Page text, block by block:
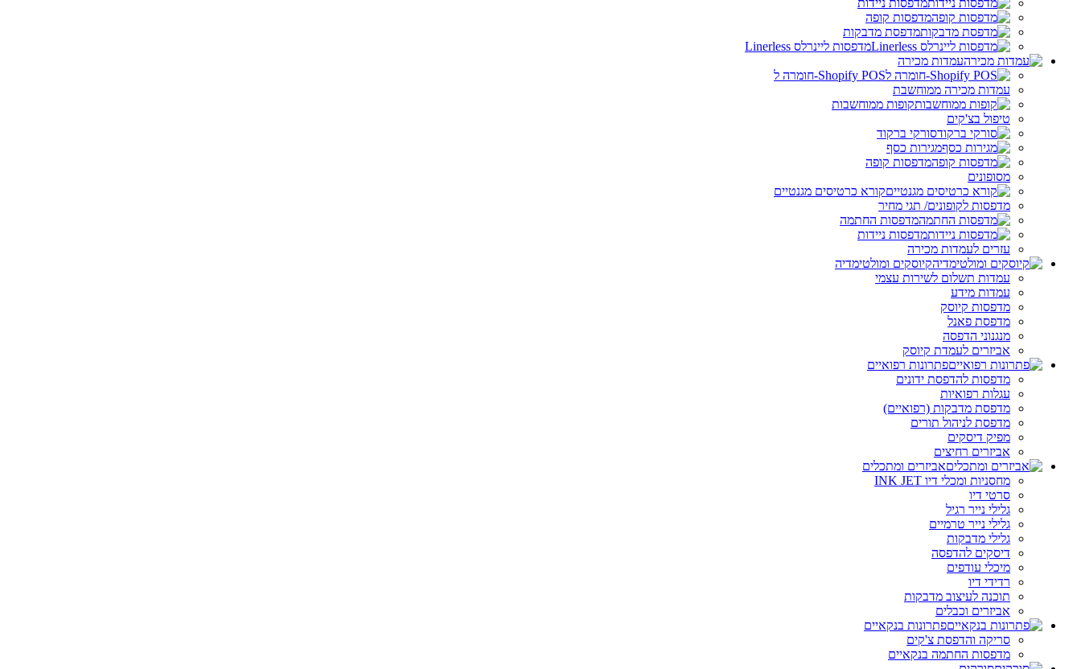
מדפסות ניידות
מדפסות קופה
מדפסת מדבקות
מדפסות ליינרלס Linerless
עמדות מכירה
Shopify POS-חומרה ל
עמדות מכירה ממוחשבת
קופות ממוחשבות
טיפול בצ'קים
סורקי ברקוד
מגירות כסף
מדפסות קופה
מסופונים
קורא כרטיסים מגנטיים
מדפסות לקופונים/ תגי מחיר
מדפסות החתמה
מדפסות ניידות
עזרים לעמדות מכירה
קיוסקים ומולטימדיה
עמדות תשלום לשירות עצמי
עמדות מידע
מדפסות קיוסק
מדפסת פאנל
מנגנוני הדפסה
אביזרים לעמדת קיוסק
פתרונות רפואיים
מדפסות להדפסת ידונים
עגלות רפואיות
מדפסת מדבקות (רפואיים)
מדפסת לניהול תורים
מפיק דיסקים
אביזרים רחיצים
אביזרים ומתכלים
מחסניות ומכלי דיו INK JET
סרטי דיו
גלילי נייר רגיל
גלילי נייר טרמיים
גלילי מדבקות
דיסקים להדפסה
מיכלי עודפים
רדידי דיו
תוכנה לעיצוב מדבקות
אביזרים וכבלים
פתרונות בנקאיים
סריקה והדפסת צ'קים
מדפסות החתמה בנקאיים